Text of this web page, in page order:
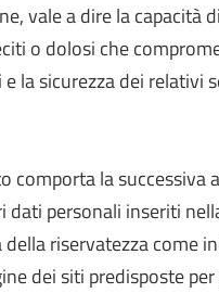
vale a dire la capacità
o dolosi che
la sicurezza dei relativi
la successiva
personali inseriti
riservatezza come
dei siti predisposte